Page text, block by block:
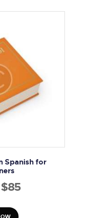
Spanish for
$85Rango